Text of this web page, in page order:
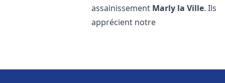
assainissement Marly la Ville. Ils
apprécient notre